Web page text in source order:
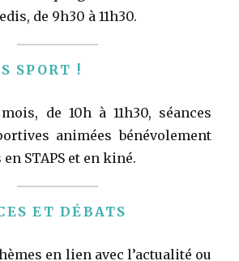
de 9h30 à 11h30.
SPORT !
de 10h à 11h30, séances
animées bénévolement
en STAPS et en kiné.
ET DÉBATS
en lien avec l’actualité ou